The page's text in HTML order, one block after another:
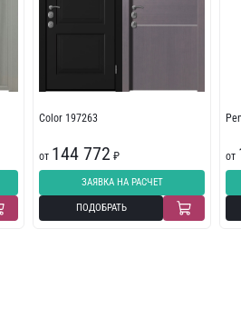
Color 197263
от 144 772 ₽
ЗАЯВКА НА РАСЧЕТ
ПОДОБРАТЬ
от